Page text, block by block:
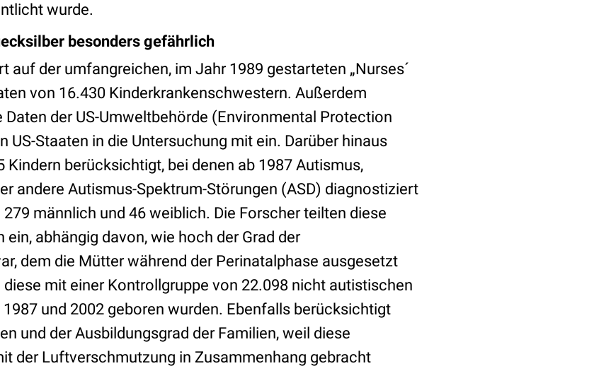
wurde.
besonders gefährlich
auf der umfangreichen, im Jahr 1989 gestarteten „Nurses´
von 16.430 Kinderkrankenschwestern. Außerdem
der US-Umweltbehörde (Environmental Protection
US-Staaten in die Untersuchung mit ein. Darüber hinaus
Kindern berücksichtigt, bei denen ab 1987 Autismus,
andere Autismus-Spektrum-Störungen (ASD) diagnostiziert
männlich und 46 weiblich. Die Forscher teilten diese
ein, abhängig davon, wie hoch der Grad der
dem die Mütter während der Perinatalphase ausgesetzt
mit einer Kontrollgruppe von 22.098 nicht autistischen
und 2002 geboren wurden. Ebenfalls berücksichtigt
und der Ausbildungsgrad der Familien, weil diese
der Luftverschmutzung in Zusammenhang gebracht